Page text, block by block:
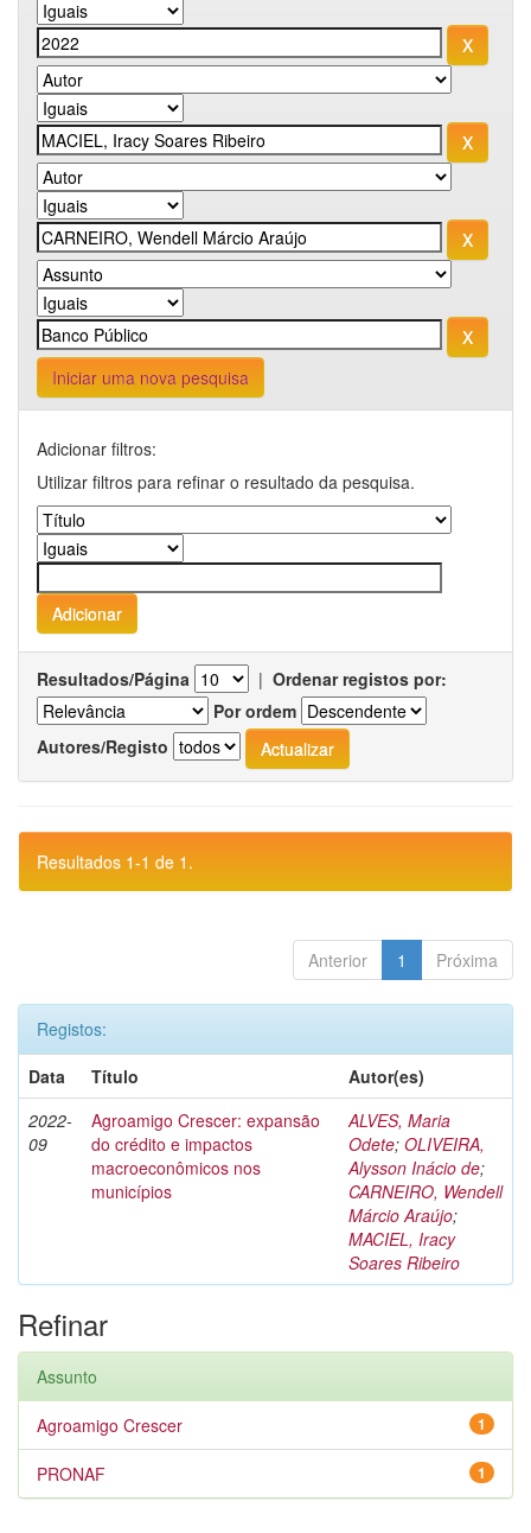
Iniciar uma nova pesquisa
Adicionar filtros:
Utilizar filtros para refinar o resultado da pesquisa.
Resultados/Página | Ordenar registos por:
Por ordem
Autores/Registo
Resultados 1-1 de 1.
Anterior 1 Próxima
Registos:
Data
Título
Autor(es)
2022-
09
Agroamigo Crescer: expansão
do crédito e impactos
macroeconômicos nos
municípios
ALVES, Maria
Odete; OLIVEIRA,
Alysson Inácio de;
CARNEIRO, Wendell
Márcio Araújo;
MACIEL, Iracy
Soares Ribeiro
Refinar
Assunto
1
Agroamigo Crescer
1
PRONAF